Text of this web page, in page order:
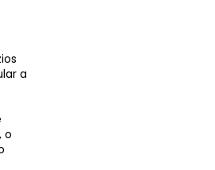
a
o